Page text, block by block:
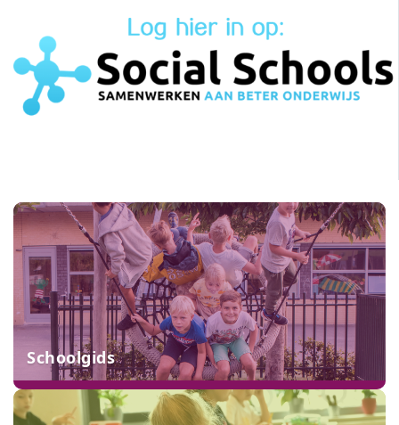
Schoolgids